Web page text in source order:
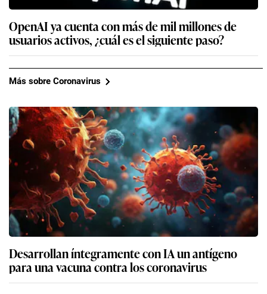
OpenAI ya cuenta con más de mil millones de
usuarios activos, ¿cuál es el siguiente paso?
Más sobre Coronavirus
Desarrollan íntegramente con IA un antígeno
para una vacuna contra los coronavirus